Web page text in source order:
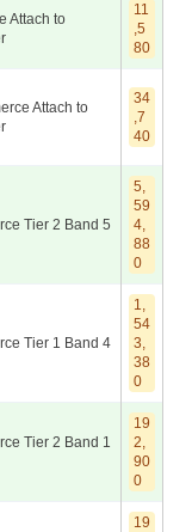
Attach to
11
,5
80
Attach to
34
,7
40
Tier 2 Band 5
5,
59
4,
88
0
Tier 1 Band 4
1,
54
3,
38
0
Tier 2 Band 1
19
2,
90
0
19